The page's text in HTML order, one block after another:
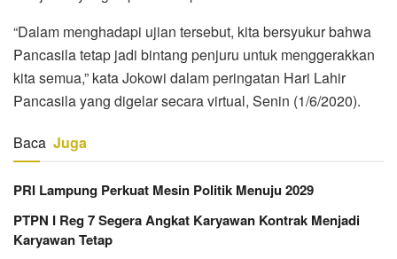
“Dalam menghadapi ujian tersebut, kita bersyukur bahwa
Pancasila tetap jadi bintang penjuru untuk menggerakkan
kita semua,” kata Jokowi dalam peringatan Hari Lahir
Pancasila yang digelar secara virtual, Senin (1/6/2020).
Baca Juga
PRI Lampung Perkuat Mesin Politik Menuju 2029
PTPN I Reg 7 Segera Angkat Karyawan Kontrak Menjadi
Karyawan Tetap